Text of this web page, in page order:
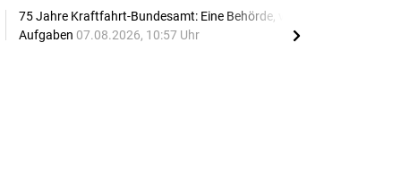
75 Jahre Kraftfahrt-Bundesamt: Eine Behörde, viele
Aufgaben 07.08.2026, 10:57 Uhr